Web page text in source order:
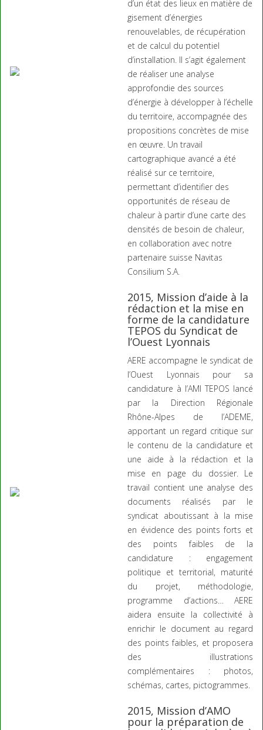
d’un état des lieux en matière de
gisement d’énergies
renouvelables, de récupération
et de calcul du potentiel
d’installation. Il s’agit également
de réaliser une analyse
approfondie des sources
d’énergie à développer à l’échelle
du territoire, accompagnée des
propositions concrètes de mise
en œuvre. Un travail
cartographique avancé a été
réalisé sur ce territoire,
permettant d’identifier des
opportunités de réseau de
chaleur à partir d’une carte des
densités de besoin de chaleur,
en collaboration avec notre
partenaire suisse Navitas
Consilium S.A.
2015, Mission d’aide à la
rédaction et la mise en
forme de la candidature
TEPOS du Syndicat de
l’Ouest Lyonnais
AERE accompagne le syndicat de
l’Ouest Lyonnais pour sa
candidature à l’AMI TEPOS lancé
par la Direction Régionale
Rhône-Alpes de l’ADEME,
apportant un regard critique sur
le contenu de la candidature et
une aide à la rédaction et la
mise en page du dossier. Le
travail contient une analyse des
documents réalisés par le
syndicat aboutissant à la mise
en évidence des points forts et
des points faibles de la
candidature : engagement
politique et territorial, maturité
du projet, méthodologie,
programme d’actions… AERE
aidera ensuite la collectivité à
enrichir le document au regard
des points faibles, et proposera
des illustrations
complémentaires : photos,
schémas, cartes, pictogrammes.
2015, Mission d’AMO
pour la préparation de